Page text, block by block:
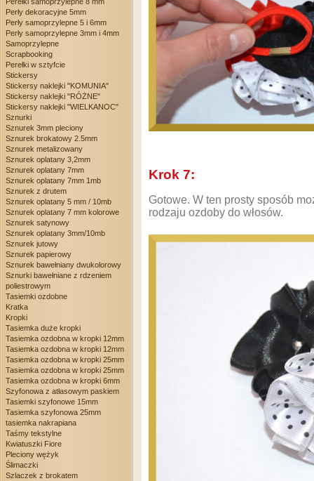
Perły dekoracyjne 5mm
Perły samoprzylepne 5 i 6mm
Perły samoprzylepne 3mm i 4mm
Samoprzylepne
Scrapbooking
Perełki w sztyfcie
Stickersy
Stickersy naklejki "KOMUNIA"
Stickersy naklejki "RÓŻNE"
Stickersy naklejki "WIELKANOC"
Sznurki
Sznurek 3mm pleciony
Sznurek brokatowy 2.5mm
Sznurek metalizowany
Sznurek oplatany 3,2mm
Sznurek oplatany 7mm
Sznurek oplatany 7mm 1mb
Sznurek z drutem
Sznurek oplatany 5 mm / 10mb
Sznurek oplatany 7 mm kolorowe
Sznurek satynowy
Sznurek oplatany 3mm/10mb
Sznurek jutowy
Sznurek papierowy
Sznurek bawełniany dwukolorowy
Sznurki bawełniane z rdzeniem
poliestrowym
Tasiemki ozdobne
Kratka
Kropki
Tasiemka duże kropki
Tasiemka ozdobna w kropki 12mm
Tasiemka ozdobna w kropki 12mm
Tasiemka ozdobna w kropki 25mm
Tasiemka ozdobna w kropki 25mm
Tasiemka ozdobna w kropki 6mm
Szyfonowa z atłasowym paskiem
Tasiemki szyfonowe 15mm
Tasiemka szyfonowa 25mm
tasiemka nakrapiana
Taśmy tekstylne
Kwiatuszki Fiore
Pleciony wężyk
Ślimaczki
Szlaczek z brokatem
Krok 7:
Gotowe. W ten prosty sposób
rodzaju ozdoby do włosów.